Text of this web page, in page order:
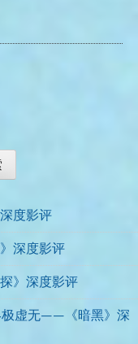
度影评
深度影评
》深度影评
极虚无——《暗黑》深